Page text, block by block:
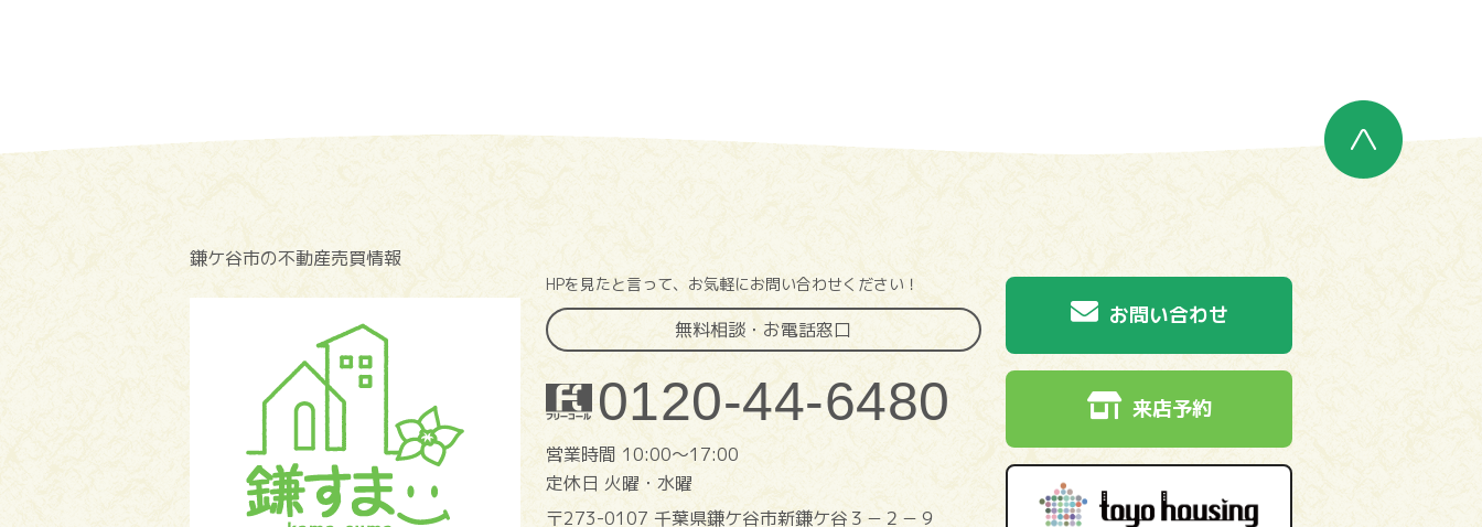
鎌ケ谷市の不動産売買情報
HPを見たと言って、お気軽にお問い合わせください！
無料相談・お電話窓口
0120-44-6480
営業時間 10:00〜17:00
定休日 火曜・水曜
〒273-0107 千葉県鎌ケ谷市新鎌ケ谷３－２－９
お問い合わせ
来店予約